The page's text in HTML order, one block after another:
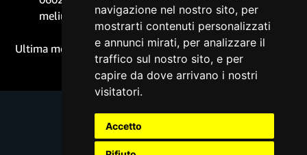
navigazione nel nostro sito, per
mostrarti contenuti personalizzati
e annunci mirati, per analizzare il
traffico sul nostro sito, e per
capire da dove arrivano i nostri
visitatori.
Accetto
meliussrl@pec.it).
Ultima modifica: 20 Novembre 2023